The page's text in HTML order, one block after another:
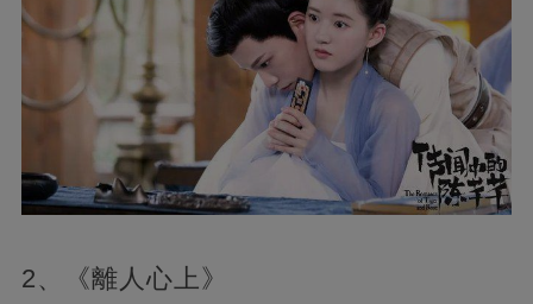
2、《離人心上》